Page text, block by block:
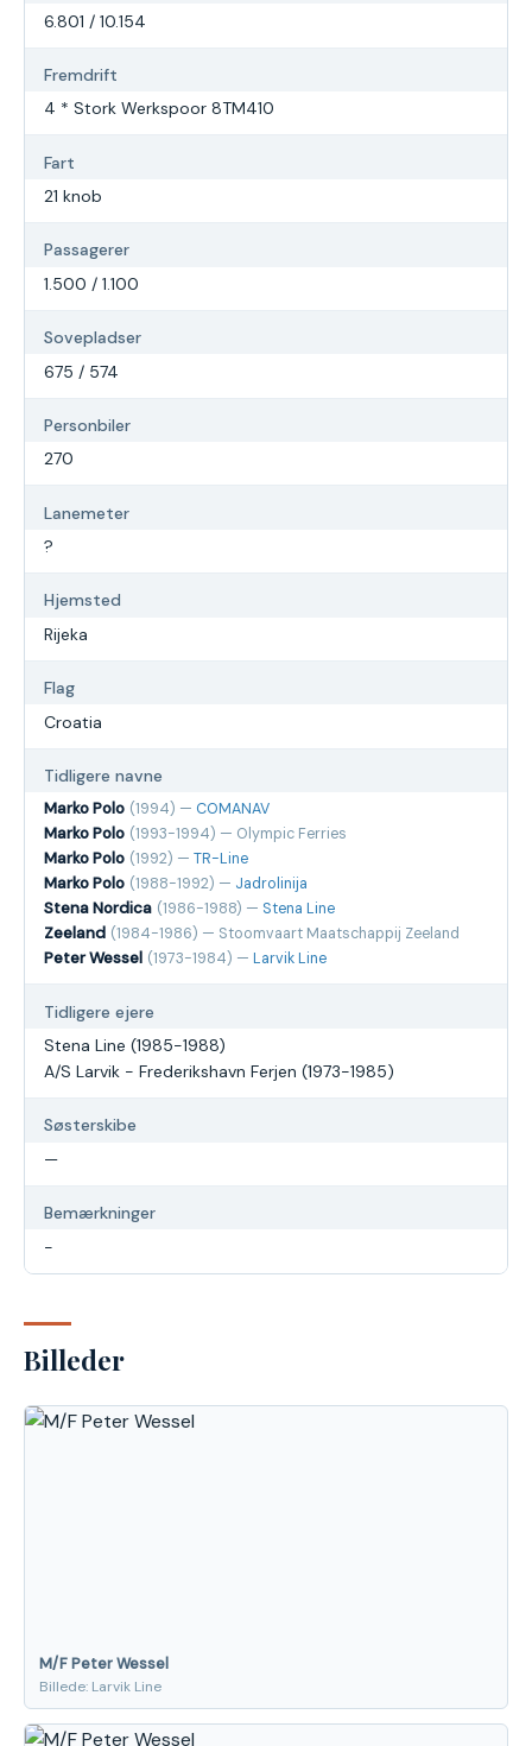
6.801 / 10.154
Fremdrift
4 * Stork Werkspoor 8TM410
Fart
21 knob
Passagerer
1.500 / 1.100
Sovepladser
675 / 574
Personbiler
270
Lanemeter
?
Hjemsted
Rijeka
Flag
Croatia
Tidligere navne
Marko Polo (1994) — COMANAV
Marko Polo (1993-1994) — Olympic Ferries
Marko Polo (1992) — TR-Line
Marko Polo (1988-1992) — Jadrolinija
Stena Nordica (1986-1988) — Stena Line
Zeeland (1984-1986) — Stoomvaart Maatschappij Zeeland
Peter Wessel (1973-1984) — Larvik Line
Tidligere ejere
Stena Line (1985-1988)
A/S Larvik - Frederikshavn Ferjen (1973-1985)
Søsterskibe
—
Bemærkninger
-
Billeder
M/F Peter Wessel
Billede: Larvik Line